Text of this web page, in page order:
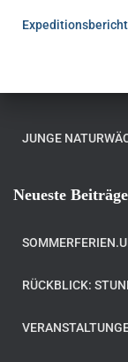
JUNGE
Neueste Beiträge
RÜCKBLICK: